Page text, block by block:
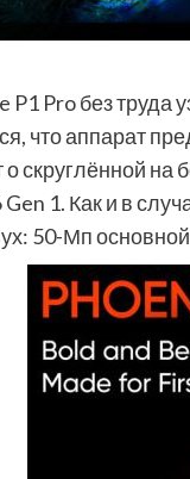
P1 Pro без труда
что аппарат
о скруглённой
1. Как и в
50-Мп